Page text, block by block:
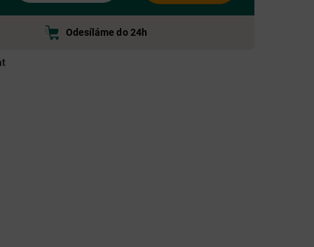
Odesíláme do 24h